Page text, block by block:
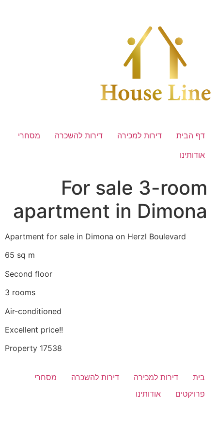
דף הבית דירות למכירה דירות להשכרה
מסחרי
אודותינו
For sale 3-room
apartment in Dimona
Apartment for sale in Dimona on Herzl Boulevard
65 sq m
Second floor
3 rooms
Air-conditioned
Excellent price!!
Property 17538
בית דירות למכירה דירות להשכרה
מסחרי
פרויקטים
אודותינו